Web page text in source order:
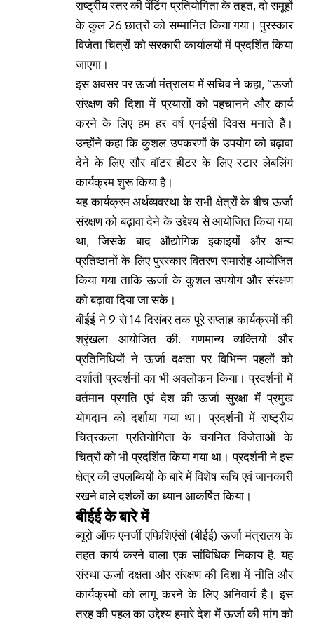
राष्ट्रीय स्तर की पेंटिंग प्रतियोगिता के तहत, दो समूहों
के कुल 26 छात्रों को सम्मानित किया गया। पुरस्कार
विजेता चित्रों को सरकारी कार्यालयों में प्रदर्शित किया
जाएगा।
इस अवसर पर ऊर्जा मंत्रालय में सचिव ने कहा, “ऊर्जा
संरक्षण की दिशा में प्रयासों को पहचानने और कार्य
करने के लिए हम हर वर्ष एनईसी दिवस मनाते हैं।
उन्होंने कहा कि कुशल उपकरणों के उपयोग को बढ़ावा
देने के लिए सौर वॉटर हीटर के लिए स्टार लेबलिंग
कार्यक्रम शुरू किया है।
यह कार्यक्रम अर्थव्यवस्था के सभी क्षेत्रों के बीच ऊर्जा
संरक्षण को बढ़ावा देने के उद्देश्य से आयोजित किया गया
था, जिसके बाद औद्योगिक इकाइयों और अन्य
प्रतिष्ठानों के लिए पुरस्कार वितरण समारोह आयोजित
किया गया ताकि ऊर्जा के कुशल उपयोग और संरक्षण
को बढ़ावा दिया जा सके।
बीईई ने 9 से 14 दिसंबर तक पूरे सप्ताह कार्यक्रमों की
श्रृंखला आयोजित की. गणमान्य व्यक्तियों और
प्रतिनिधियों ने ऊर्जा दक्षता पर विभिन्न पहलों को
दर्शाती प्रदर्शनी का भी अवलोकन किया। प्रदर्शनी में
वर्तमान प्रगति एवं देश की ऊर्जा सुरक्षा में प्रमुख
योगदान को दर्शाया गया था। प्रदर्शनी में राष्ट्रीय
चित्रकला प्रतियोगिता के चयनित विजेताओं के
चित्रों को भी प्रदर्शित किया गया था। प्रदर्शनी ने इस
क्षेत्र की उपलब्धियों के बारे में विशेष रूचि एवं जानकारी
रखने वाले दर्शकों का ध्यान आकर्षित किया।
बीईई के बारे में
ब्यूरो ऑफ एनर्जी एफिशिएंसी (बीईई) ऊर्जा मंत्रालय के
तहत कार्य करने वाला एक सांविधिक निकाय है. यह
संस्था ऊर्जा दक्षता और संरक्षण की दिशा में नीति और
कार्यक्रमों को लागू करने के लिए अनिवार्य है। इस
तरह की पहल का उद्देश्य हमारे देश में ऊर्जा की मांग को